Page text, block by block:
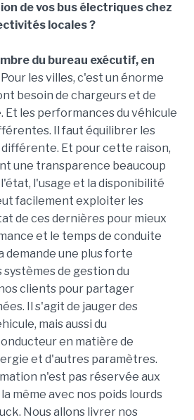
de vos bus électriques chez
locales ?
du bureau exécutif, en
Pour les villes, c'est un énorme
besoin de chargeurs et de
Et les performances du véhicule
Il faut équilibrer les
Et pour cette raison,
une transparence beaucoup
l'usage et la disponibilité
facilement exploiter les
de ces dernières pour mieux
et le temps de conduite
demande une plus forte
de gestion du
clients pour partager
Il s'agit de jauger des
mais aussi du
en matière de
et d'autres paramètres.
n'est pas réservée aux
même avec nos poids lourds
Nous allons livrer nos